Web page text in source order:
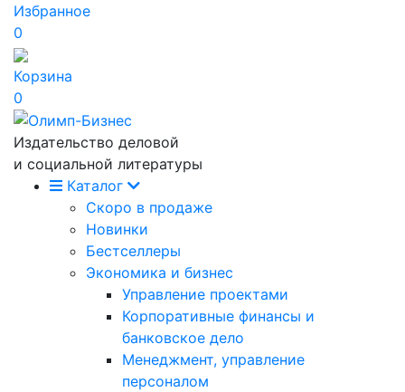
Избранное
0
Корзина
0
Издательство деловой
и социальной литературы
Каталог
Скоро в продаже
Новинки
Бестселлеры
Экономика и бизнес
Управление проектами
Корпоративные финансы и
банковское дело
Менеджмент, управление
персоналом